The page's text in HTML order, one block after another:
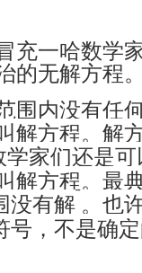
充一哈数学
的无解方程
围内没有任
解方程。解
学家们还是
解方程。最
没有解 。也
号，不是确